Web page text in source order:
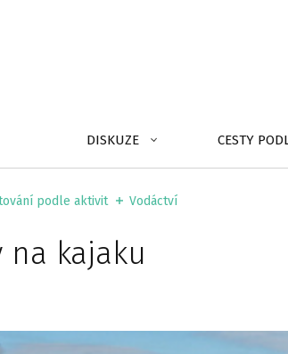
DISKUZE CESTY
podle aktivit Vodáctví
na kajaku